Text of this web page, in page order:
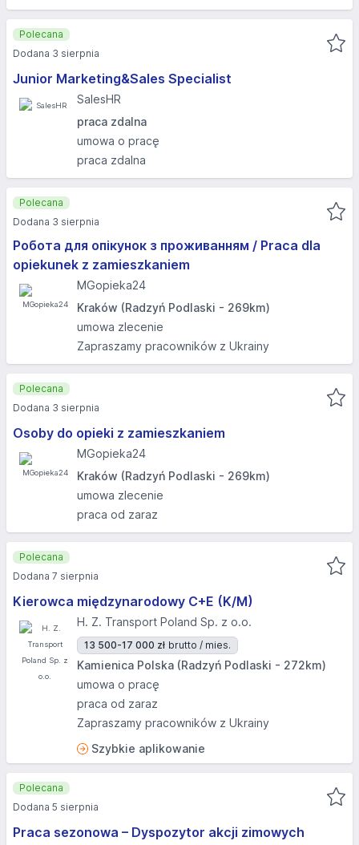
Junior Marketing&Sales Specialist
SalesHR
praca zdalna
umowa o pracę
praca zdalna
Polecana
Dodana 3 sierpnia
Робота для опікунок з проживанням / Praca dla
opiekunek z zamieszkaniem
MGopieka24
Kraków (Radzyń Podlaski - 269km)
umowa zlecenie
Zapraszamy pracowników z Ukrainy
Polecana
Dodana 3 sierpnia
Osoby do opieki z zamieszkaniem
MGopieka24
Kraków (Radzyń Podlaski - 269km)
umowa zlecenie
praca od zaraz
Polecana
Dodana 3 sierpnia
Kierowca międzynarodowy C+E (K/M)
H. Z. Transport Poland Sp. z o.o.
13 500-17 000 zł brutto / mies.
Kamienica Polska (Radzyń Podlaski - 272km)
umowa o pracę
praca od zaraz
Zapraszamy pracowników z Ukrainy
Szybkie aplikowanie
Polecana
Dodana 7 sierpnia
Praca sezonowa – Dyspozytor akcji zimowych
Polecana
Dodana 5 sierpnia